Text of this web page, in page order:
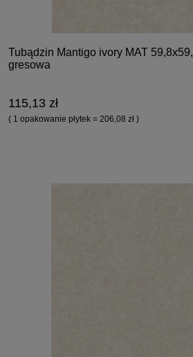
Tubądzin Mantigo ivory MAT
gresowa
115,13 zł
( 1 opakowanie płytek = 206,08 zł )